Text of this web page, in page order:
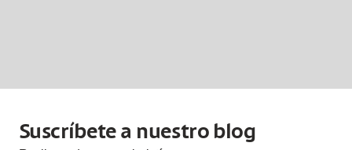
Suscríbete a nuestro blog